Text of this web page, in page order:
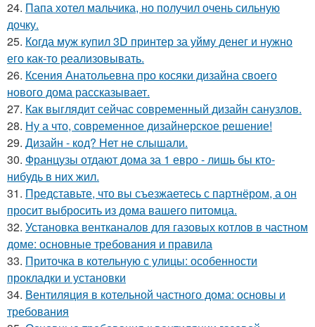
24. Папа хотел мальчика, но получил очень сильную
дочку.
25. Когда муж купил 3D принтер за уйму денег и нужно
его как-то реализовывать.
26. Ксения Анатольевна про косяки дизайна своего
нового дома рассказывает.
27. Как выглядит сейчас современный дизайн санузлов.
28. Ну а что, современное дизайнерское решение!
29. Дизайн - код? Нет не слышали.
30. Французы отдают дома за 1 евро - лишь бы кто-
нибудь в них жил.
31. Представьте, что вы съезжаетесь с партнёром, а он
просит выбросить из дома вашего питомца.
32. Установка вентканалов для газовых котлов в частном
доме: основные требования и правила
33. Приточка в котельную с улицы: особенности
прокладки и установки
34. Вентиляция в котельной частного дома: основы и
требования